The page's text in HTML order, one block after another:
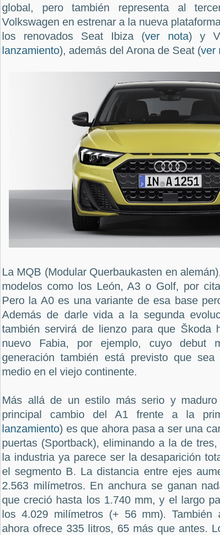
global, pero también representa al
Volkswagen en estrenar a la nueva
los renovados Seat Ibiza (ver nota) y
lanzamiento), además del Arona de Seat (ver
La MQB (Modular Querbaukasten en
modelos como los León, A3 o Golf, por
Pero la A0 es una variante de esa base
Además de darle vida a la segunda
también servirá de lienzo para que Škoda
nuevo Fabia, por ejemplo, cuyo debut
generación también está previsto que
medio en el viejo continente.
Más allá de un estilo más serio y
principal cambio del A1 frente a la
lanzamiento) es que ahora pasa a ser una
puertas (Sportback), eliminando a la de
la industria ya parece ser la desaparición
el segmento B. La distancia entre ejes
2.563 milímetros. En anchura se ganan
que creció hasta los 1.740 mm, y el largo
los 4.029 milímetros (+ 56 mm). También
ahora ofrece 335 litros, 65 más que antes.